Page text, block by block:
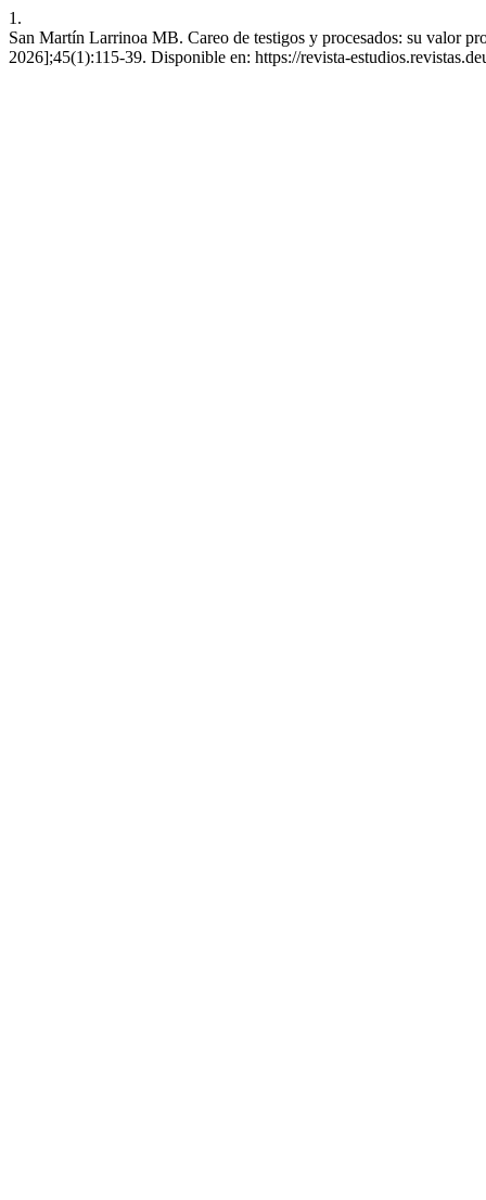
1.
San Martín Larrinoa MB. Careo de testigos y procesados: su valor
2026];45(1):115-39. Disponible en: https://revista-